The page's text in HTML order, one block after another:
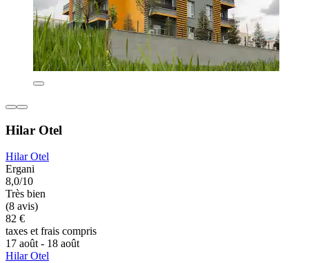
Hilar Otel
Hilar Otel
Ergani
8,0/10
Très bien
(8 avis)
82 €
taxes et frais compris
17 août - 18 août
Hilar Otel